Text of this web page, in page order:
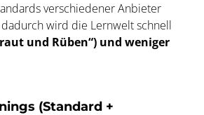
verschiedener Anbieter
wird die Lernwelt schnell
und Rüben“) und weniger
(Standard +